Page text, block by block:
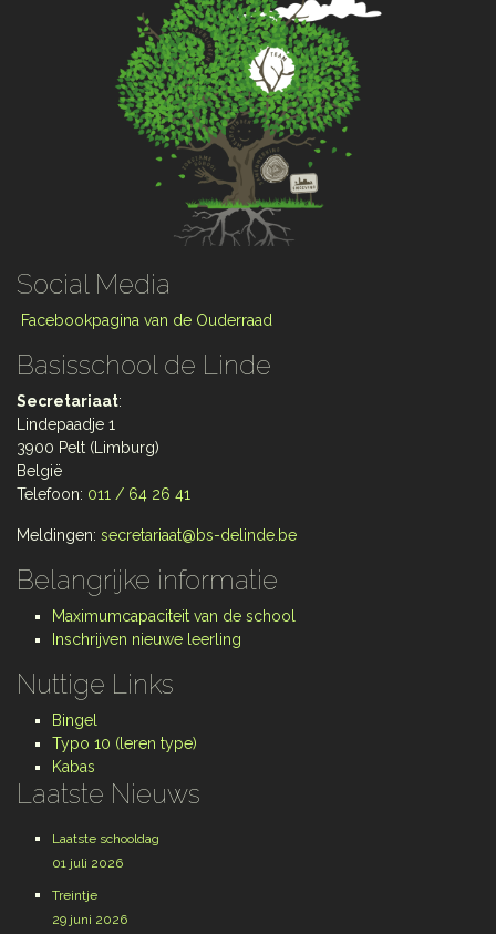
Social Media
Facebookpagina van de Ouderraad
Basisschool de Linde
Secretariaat:
Lindepaadje 1
3900 Pelt (Limburg)
België
Telefoon: 011 / 64 26 41
Meldingen: secretariaat@bs-delinde.be
Belangrijke informatie
Maximumcapaciteit van de school
Inschrijven nieuwe leerling
Nuttige Links
Bingel
Typo 10 (leren type)
Kabas
Laatste Nieuws
Laatste schooldag
01 juli 2026
Treintje
29 juni 2026